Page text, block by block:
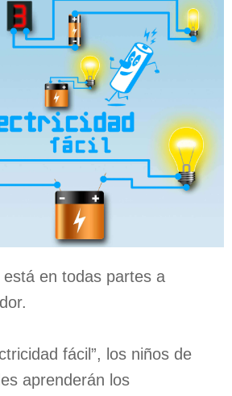
en todas partes a
fácil”, los niños de
aprenderán los